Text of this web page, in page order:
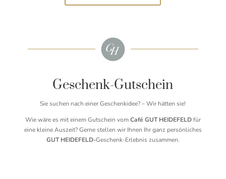
Geschenk-Gutschein
Sie suchen nach einer Geschenkidee? – Wir hätten sie!
Wie wäre es mit einem Gutschein vomCafé GUT HEIDEFELDfür
eine kleine Auszeit? Gerne stellen wir Ihnen Ihr ganz persönliches
GUT HEIDEFELD-Geschenk-Erlebnis zusammen.